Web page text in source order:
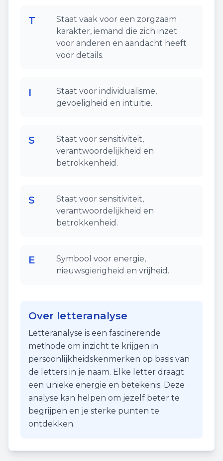
T
Staat vaak voor een zorgzaam
karakter, iemand die zich inzet
voor anderen en aandacht heeft
voor details.
I
Staat voor individualisme,
gevoeligheid en intuïtie.
S
Staat voor sensitiviteit,
verantwoordelijkheid en
betrokkenheid.
S
Staat voor sensitiviteit,
verantwoordelijkheid en
betrokkenheid.
E
Symbool voor energie,
nieuwsgierigheid en vrijheid.
Over letteranalyse
Letteranalyse is een fascinerende
methode om inzicht te krijgen in
persoonlijkheidskenmerken op basis van
de letters in je naam. Elke letter draagt
een unieke energie en betekenis. Deze
analyse kan helpen om jezelf beter te
begrijpen en je sterke punten te
ontdekken.